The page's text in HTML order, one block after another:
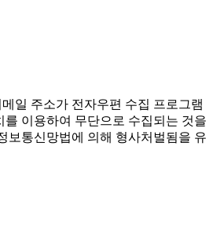
일 주소가 전자우편 수집 프로그램
를 이용하여 무단으로 수집되는 것을
보통신망법에 의해 형사처벌됨을 유